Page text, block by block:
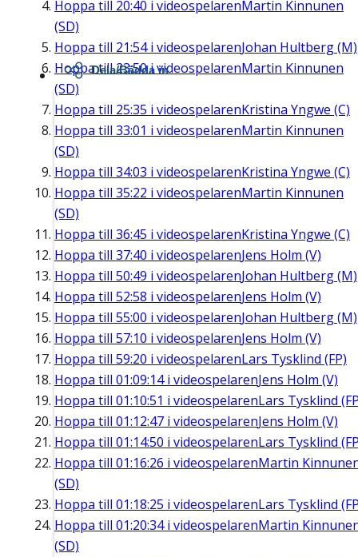
Hoppa till 20:40 i videospelarenMartin Kinnunen
(SD)
Hoppa till 21:54i videospelarenJohan Hultberg (M)
Hoppa till23:50i videospelarenMartin Kinnunen
(SD)
Hoppa till 25:35 i videospelarenKristina Yngwe (C)
Hoppa till 33:01 i videospelarenMartin Kinnunen
(SD)
Hoppa till 34:03 i videospelarenKristina Yngwe (C)
Hoppa till 35:22 i videospelarenMartin Kinnunen
(SD)
Hoppa till 36:45 i videospelarenKristina Yngwe (C)
Hoppa till 37:40 i videospelarenJens Holm (V)
Hoppa till 50:49 i videospelarenJohan Hultberg (M)
Hoppa till 52:58 i videospelarenJens Holm (V)
Hoppa till 55:00 i videospelarenJohan Hultberg (M)
Hoppa till 57:10 i videospelarenJens Holm (V)
Hoppa till 59:20 i videospelarenLars Tysklind (FP)
Hoppa till 01:09:14i videospelarenJens Holm (V)
Hoppa till 01:10:51 i videospelarenLars Tysklind
Hoppa till 01:12:47 i videospelarenJens Holm (V)
Hoppa till 01:14:50 i videospelarenLars Tysklind
Hoppa till 01:16:26 i videospelarenMartin
(SD)
Hoppa till 01:18:25 i videospelarenLars Tysklind
Hoppa till 01:20:34i videospelarenMartin
(SD)
Dela/Bädda in